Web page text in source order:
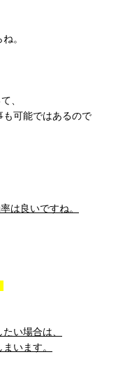
。
、
も可能ではあるので
は良いですね。
い場合は、
います。